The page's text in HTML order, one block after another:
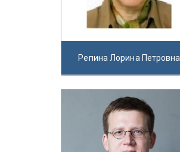
Репина Лорина Петровна